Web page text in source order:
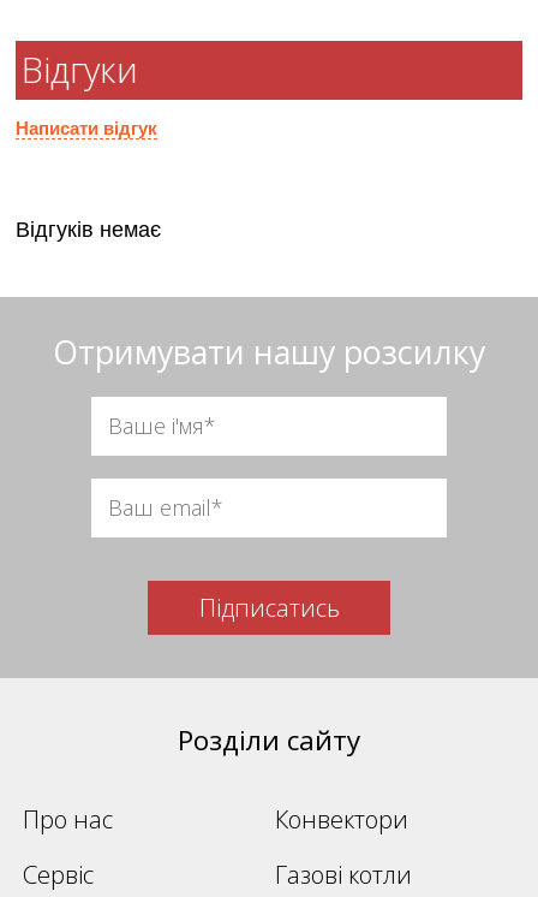
Відгуки
Написати відгук
Відгуків немає
Отримувати нашу розсилку
Підписатись
Розділи сайту
Про нас
Конвектори
Сервіс
Газові котли